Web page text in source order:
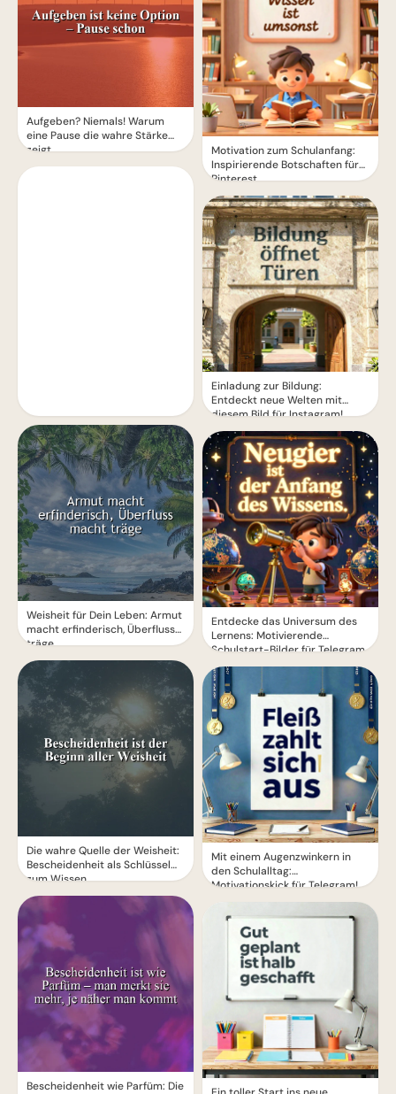
Aufgeben? Niemals! Warum
eine Pause die wahre Stärke
zeigt.
Weisheit für Dein Leben: Armut
macht erfinderisch, Überfluss
träge
Die wahre Quelle der Weisheit:
Bescheidenheit als Schlüssel
zum Wissen
Bescheidenheit wie Parfüm: Die
Motivation zum Schulanfang:
Inspirierende Botschaften für
Pinterest
Einladung zur Bildung:
Entdeckt neue Welten mit
diesem Bild für Instagram!
Entdecke das Universum des
Lernens: Motivierende
Schulstart-Bilder für Telegram
Mit einem Augenzwinkern in
den Schulalltag:
Motivationskick für Telegram!